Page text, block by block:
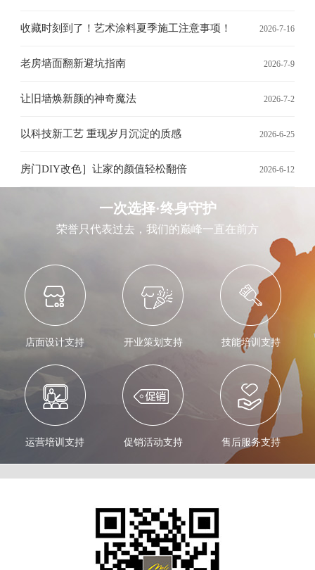
2026-7-16
收藏时刻到了！艺术涂料夏季施工注意事项！
2026-7-9
老房墙面翻新避坑指南
2026-7-2
让旧墙焕新颜的神奇魔法
2026-6-25
以科技新工艺 重现岁月沉淀的质感
2026-6-12
房门DIY改色］让家的颜值轻松翻倍
一次选择·终身守护
荣誉只代表过去，我们的巅峰一直在前方
店面设计支持 开业策划支持 技能培训支持
运营培训支持 促销活动支持 售后服务支持